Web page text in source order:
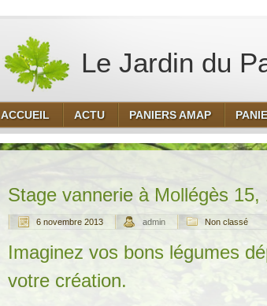
Le Jardin du
ACCUEIL ACTU PANIERS AMAP
Stage vannerie à Mollégès
6 novembre 2013 admin Non classé
Imaginez vos bons légumes
votre création.